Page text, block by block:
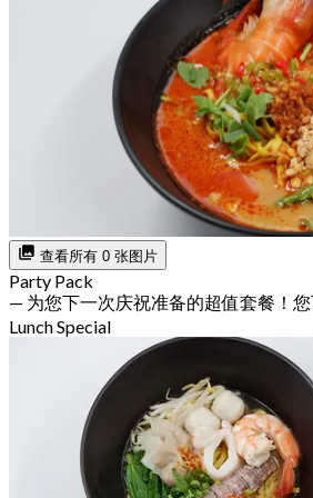
查看所有 0 张图片
Party Pack
— 为您下一次庆祝准备的超值套餐！
Lunch Special